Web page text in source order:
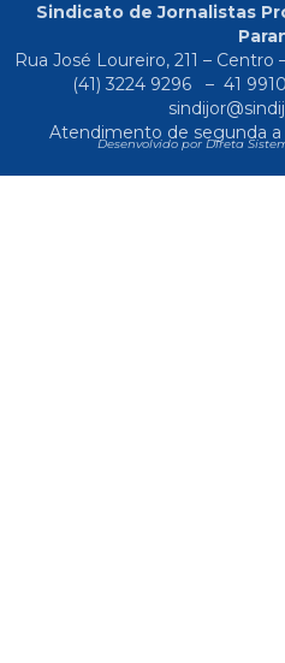
Sindicato de Jornalistas
Rua José Loureiro, 211 –
(41) 3224 9296
– 41
Atendimento de segunda a
Desenvolvido por Direta